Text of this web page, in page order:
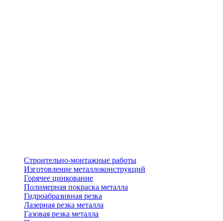
Строительно-монтажные работы
Изготовление металлоконструкций
Горячее цинкование
Полимерная покраска металла
Гидроабразивная резка
Лазерная резка металла
Газовая резка металла